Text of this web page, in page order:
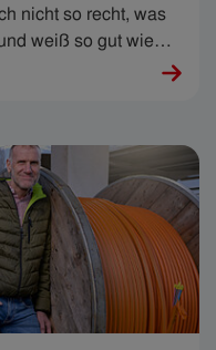
nicht so recht, was
weiß so gut wie